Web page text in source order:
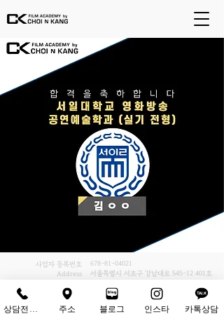
사업자 등록번호
Address
678-81-04021
서울특별시 서초구 강남대로 545-12 401 호
ⓒ Copyrights - (주)최앤강. all rights reserved.
주소 블로그 인스타 카톡상담